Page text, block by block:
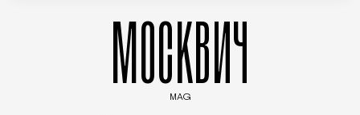
МОСКВИЧ
MAG